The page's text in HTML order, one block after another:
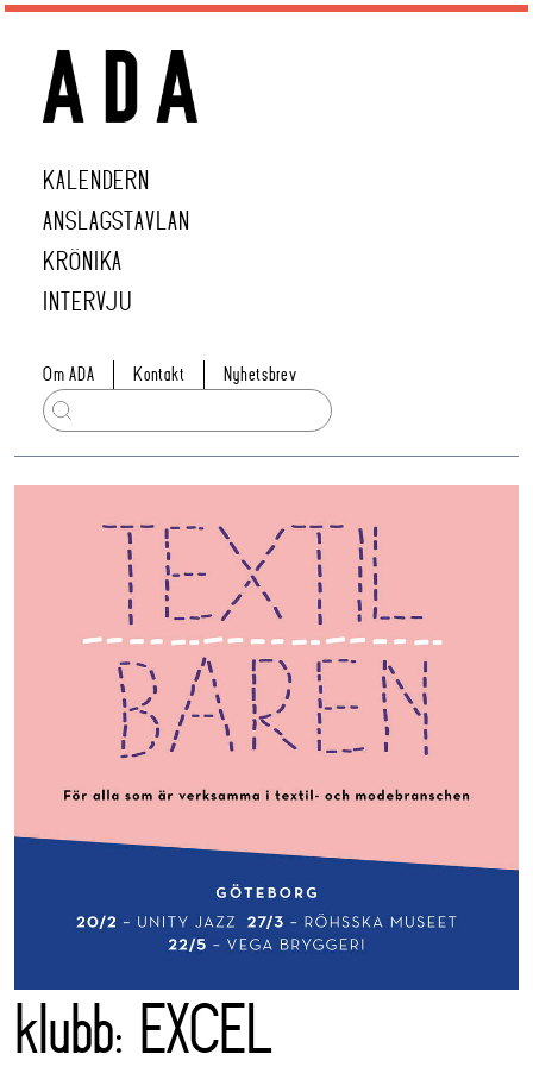
KALENDERN
ANSLAGSTAVLAN
KRÖNIKA
INTERVJU
Om ADA Kontakt Nyhetsbrev
klubb: EXCEL